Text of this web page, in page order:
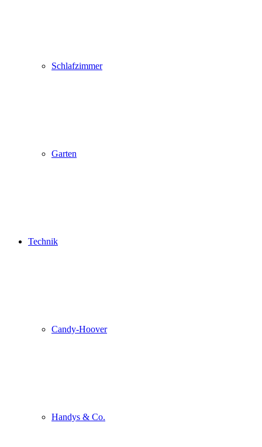
Schlafzimmer
Garten
Technik
Candy-Hoover
Handys & Co.